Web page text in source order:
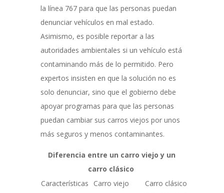
la línea 767 para que las personas puedan
denunciar vehículos en mal estado.
Asimismo, es posible reportar a las
autoridades ambientales si un vehículo está
contaminando más de lo permitido. Pero
expertos insisten en que la solución no es
solo denunciar, sino que el gobierno debe
apoyar programas para que las personas
puedan cambiar sus carros viejos por unos
más seguros y menos contaminantes.
Diferencia entre un carro viejo y un
carro clásico
Características
Carro viejo Carro clásico